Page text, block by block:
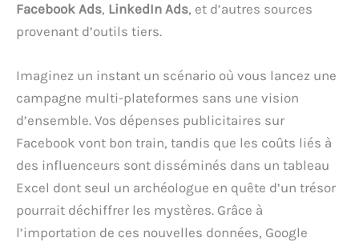
Facebook Ads, LinkedIn Ads, et d’autres sources
provenant d’outils tiers.
Imaginez un instant un scénario où vous lancez une
campagne multi-plateformes sans une vision
d’ensemble. Vos dépenses publicitaires sur
Facebook vont bon train, tandis que les coûts liés à
des influenceurs sont disséminés dans un tableau
Excel dont seul un archéologue en quête d’un trésor
pourrait déchiffrer les mystères. Grâce à
l’importation de ces nouvelles données, Google